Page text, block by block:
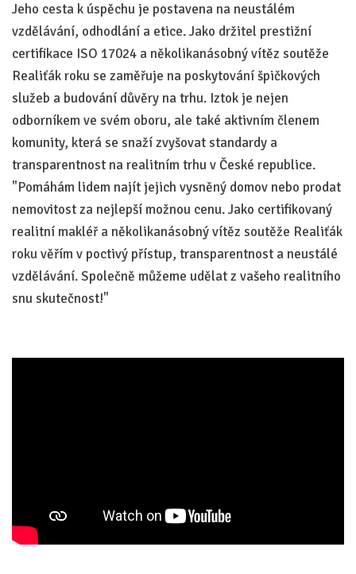
Jeho cesta k úspěchu je postavena na neustálém
vzdělávání, odhodlání a etice. Jako držitel prestižní
certifikace ISO 17024 a několikanásobný vítěz soutěže
Realiťák roku se zaměřuje na poskytování špičkových
služeb a budování důvěry na trhu. Iztok je nejen
odborníkem ve svém oboru, ale také aktivním členem
komunity, která se snaží zvyšovat standardy a
transparentnost na realitním trhu v České republice.
"Pomáhám lidem najít jejich vysněný domov nebo prodat
nemovitost za nejlepší možnou cenu. Jako certifikovaný
realitní makléř a několikanásobný vítěz soutěže Realiťák
roku věřím v poctivý přístup, transparentnost a neustálé
vzdělávání. Společně můžeme udělat z vašeho realitního
snu skutečnost!"